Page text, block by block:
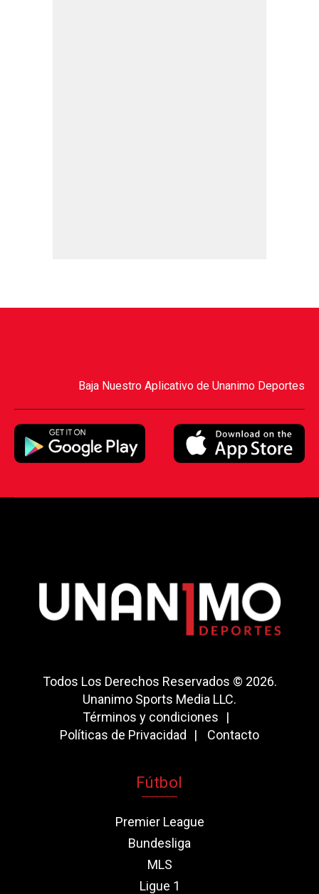
Baja Nuestro Aplicativo de Unanimo Deportes
Todos Los Derechos Reservados © 2026.
Unanimo Sports Media LLC.
Términos y condiciones
Políticas de Privacidad
Contacto
Fútbol
Premier League
Bundesliga
MLS
Ligue 1